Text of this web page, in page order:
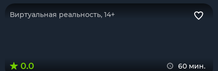
Виртуальная реальность, 14+
0.0 60 мин.